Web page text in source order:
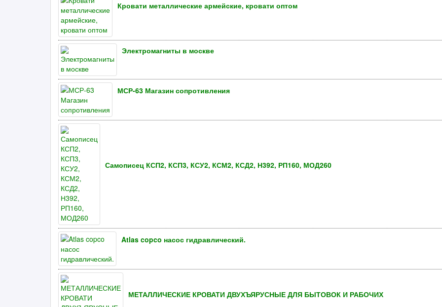
Кровати металлические армейские, кровати оптом
Электромагниты в москве
МСР-63 Магазин сопротивления
Самописец КСП2, КСП3, КСУ2, КСМ2, КСД2, Н392, РП160, МОД260
Atlas copco насос гидравлический.
МЕТАЛЛИЧЕСКИЕ КРОВАТИ ДВУХЪЯРУСНЫЕ ДЛЯ БЫТОВОК И РАБОЧИХ